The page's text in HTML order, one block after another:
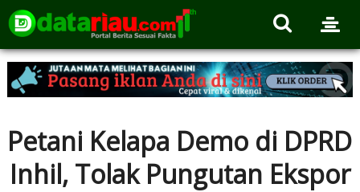
Petani Kelapa Demo di DPRD
Inhil, Tolak Pungutan Ekspor